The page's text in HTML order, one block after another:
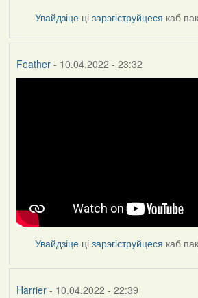
Увайдзіце цізарэгіструйцеся каб
Feather- 10.04.2022 - 23:32
Увайдзіце цізарэгіструйцеся каб
Harrier- 10.04.2022 - 22:39